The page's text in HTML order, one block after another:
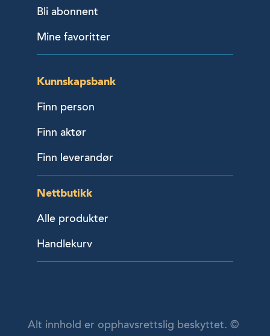
Bli abonnent
Mine favoritter
Kunnskapsbank
Finn person
Finn aktør
Finn leverandør
Nettbutikk
Alle produkter
Handlekurv
Alt innhold er opphavsrettslig beskyttet. ©